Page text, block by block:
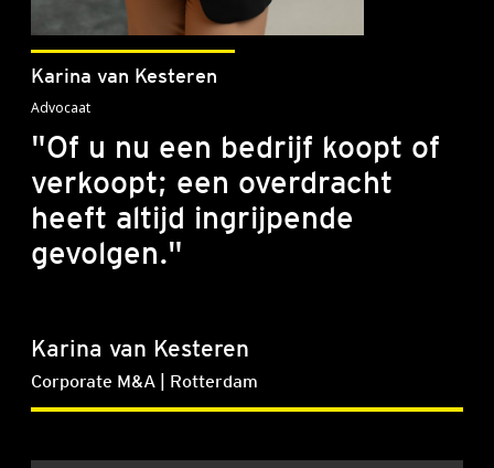
"Of u nu een bedrijf koopt of
verkoopt; een overdracht
heeft altijd ingrijpende
gevolgen."
Karina van Kesteren
Advocaat
Karina van Kesteren
Corporate M&A | Rotterdam